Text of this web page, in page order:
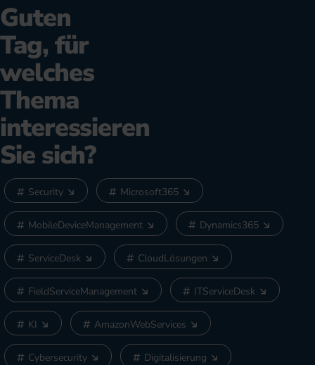
Guten
Tag, für
welches
Thema
interessieren
Sie sich?
Security Microsoft365
MobileDeviceManagement Dynamics365
ServiceDesk CloudLösungen
FieldServiceManagement ITServiceDesk
KI AmazonWebServices
Cybersecurity Digitalisierung